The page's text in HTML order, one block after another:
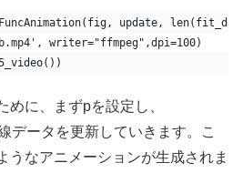
update,
writer="ffmpeg",dpi=100)
めに、まずpを設定し、
データを更新していきます。こ
うなアニメーションが生成されま